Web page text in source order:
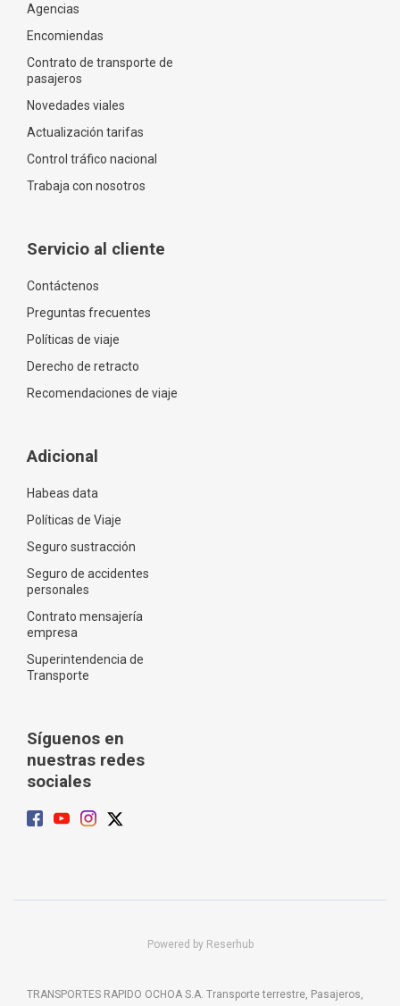
Agencias
Encomiendas
Contrato de transporte de
pasajeros
Novedades viales
Actualización tarifas
Control tráfico nacional
Trabaja con nosotros
Servicio al cliente
Contáctenos
Preguntas frecuentes
Políticas de viaje
Derecho de retracto
Recomendaciones de viaje
Adicional
Habeas data
Políticas de Viaje
Seguro sustracción
Seguro de accidentes
personales
Contrato mensajería
empresa
Superintendencia de
Transporte
Síguenos en
nuestras redes
sociales
Powered by Reserhub
TRANSPORTES RAPIDO OCHOA S.A. Transporte terrestre, Pasajeros,